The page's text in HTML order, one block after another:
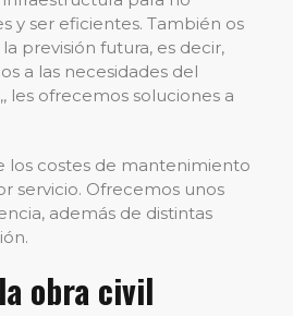
y ser eficientes. También os
previsión futura, es decir,
a las necesidades del
les ofrecemos soluciones a
los costes de mantenimiento
servicio. Ofrecemos unos
además de distintas
obra civil